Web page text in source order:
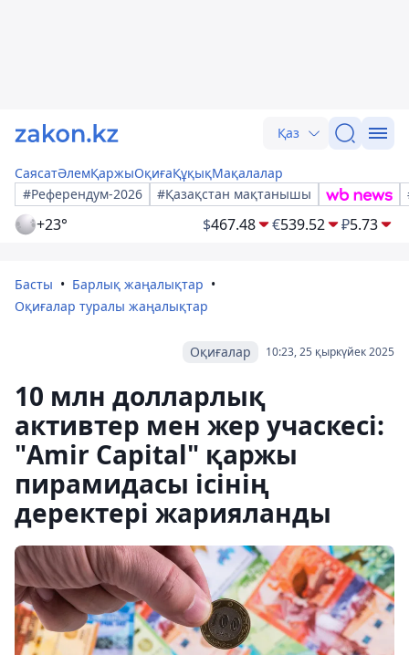
Қаз
СаясатӘлемҚаржыОқиғаҚұқықМақалалар
#Референдум-2026
#Қазақстан мақтанышы
+23° $467.48 €539.52 ₽5.73
Басты
Барлық жаңалықтар
Оқиғалар туралы жаңалықтар
10:23, 25 қыркүйек 2025
Оқиғалар
10 млн долларлық
активтер мен жер учаскесі:
"Amir Capital" қаржы
пирамидасы ісінің
деректері жарияланды